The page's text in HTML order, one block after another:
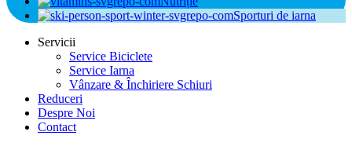
Sporturi de iarna
Servicii
Service Biciclete
Service Iarna
Vânzare & Închiriere Schiuri
Reduceri
Despre Noi
Contact